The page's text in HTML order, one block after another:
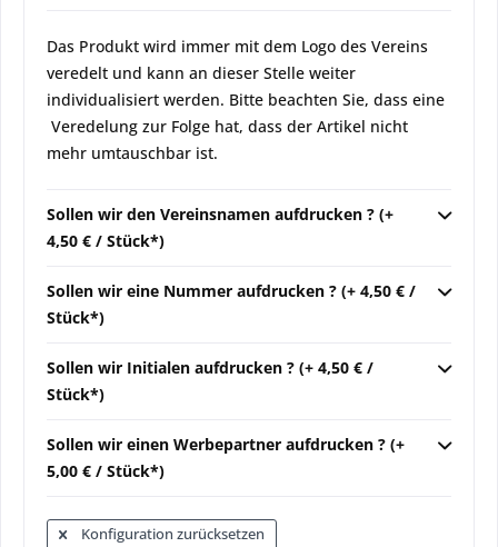
Das Produkt wird immer mit dem Logo des Vereins
veredelt und kann an dieser Stelle weiter
individualisiert werden. Bitte beachten Sie, dass eine
Veredelung zur Folge hat, dass der Artikel nicht
mehr umtauschbar ist.
Sollen wir den Vereinsnamen aufdrucken ? (+
4,50 € / Stück*)
Sollen wir eine Nummer aufdrucken ? (+ 4,50 € /
Stück*)
Sollen wir Initialen aufdrucken ? (+ 4,50 € /
Stück*)
Sollen wir einen Werbepartner aufdrucken ? (+
5,00 € / Stück*)
Konfiguration zurücksetzen